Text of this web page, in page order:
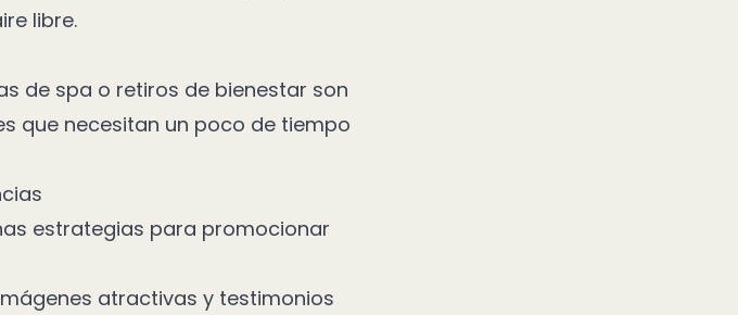
libre.
de spa o retiros de bienestar son
que necesitan un poco de tiempo
estrategias para promocionar
atractivas y testimonios